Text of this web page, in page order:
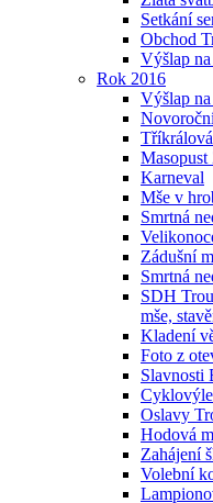
Setkání
Obchod
Výšlap
Rok 2016
Výšlap
Karneval
Mše v
Smrtná
Zádušní
Smrtná
SDH
mše,
Kladení
Foto z
Slavnosti
Oslavy
Hodová
Zahájení
Volební